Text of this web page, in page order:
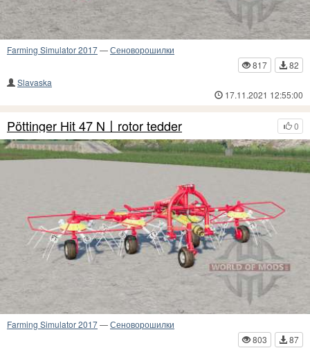
Farming Simulator 2017—Сеноворошилки
817
82
Slavaska
17.11.2021 12:55:00
0
Pöttinger Hit 47 N〡rotor tedder
Farming Simulator 2017—Сеноворошилки
803
87